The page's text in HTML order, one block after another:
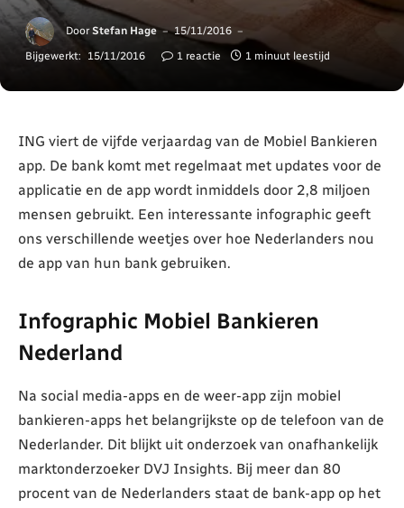
Door Stefan Hage
15/11/2016
Bijgewerkt:
15/11/2016 1 reactie 1 minuut leestijd
ING viert de vijfde verjaardag van de Mobiel Bankieren
app. De bank komt met regelmaat met updates voor de
applicatie en de app wordt inmiddels door 2,8 miljoen
mensen gebruikt. Een interessante infographic geeft
ons verschillende weetjes over hoe Nederlanders nou
de app van hun bank gebruiken.
Infographic Mobiel Bankieren
Nederland
Na social media-apps en de weer-app zijn mobiel
bankieren-apps het belangrijkste op de telefoon van de
Nederlander. Dit blijkt uit onderzoek van onafhankelijk
marktonderzoeker DVJ Insights. Bij meer dan 80
procent van de Nederlanders staat de bank-app op het